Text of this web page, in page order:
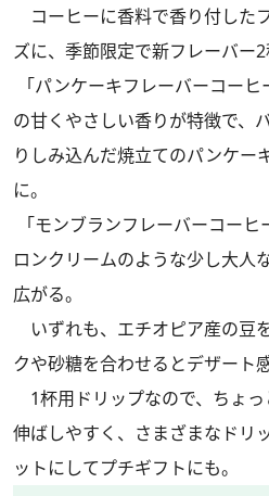
コーヒーに香料で香り付した
ズに、季節限定で新フレーバー2
「パンケーキフレーバーコー
の甘くやさしい香りが特徴で、
りしみ込んだ焼立てのパンケー
に。
「モンブランフレーバーコー
ロンクリームのような少し大人
広がる。
いずれも、エチオピア産の豆
クや砂糖を合わせるとデザート
1杯用ドリップなので、ちょ
伸ばしやすく、さまざまなドリ
ットにしてプチギフトにも。